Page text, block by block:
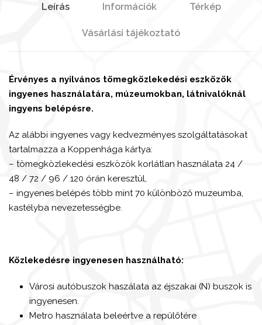
Leírás Információk Térkép
Vásárlási tájékoztató
Érvényes a nyilvános tömegközlekedési eszközök
ingyenes használatára, múzeumokban, látnivalóknál
ingyens belépésre.
Az alábbi ingyenes vagy kedvezményes szolgáltatásokat
tartalmazza a Koppenhága kártya:
– tömegközlekedési eszközök korlátlan használata 24 /
48 / 72 / 96 / 120 órán keresztül,
– ingyenes belépés több mint 70 különböző muzeumba,
kastélyba nevezetességbe.
Közlekedésre ingyenesen használható:
Városi autóbuszok haszálata az éjszakai (N) buszok is
ingyenesen.
Metro használata beleértve a repülőtére